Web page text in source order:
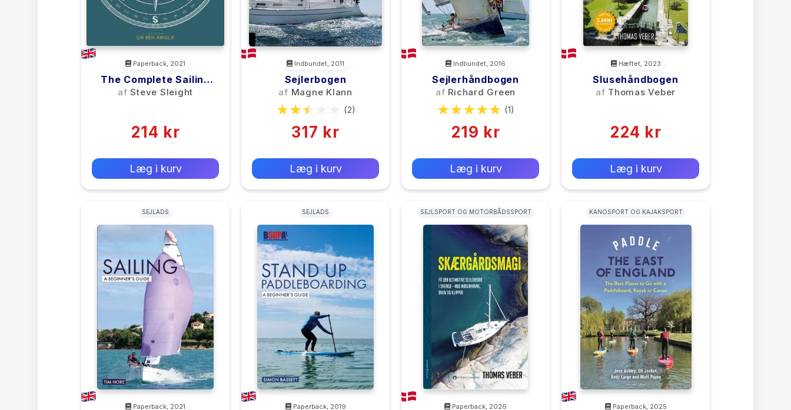
Paperback, 2021
The Complete Sailing
Manual
afSteve Sleight
214 kr
Læg i kurv
Indbundet, 2011
Sejlerbogen
af Magne Klann
(2)
317 kr
Læg i kurv
Indbundet, 2016
Sejlerhåndbogen
af Richard Green
(1)
219 kr
Læg i kurv
Hæftet, 2023
Slusehåndbogen
af Thomas Veber
224 kr
Læg i kurv
SEJLADS
Paperback, 2021
SEJLADS
Paperback, 2019
SEJLSPORT OG MOTORBÅDSSPORT
Paperback, 2026
KANOSPORT OG KAJAKSPORT
Paperback, 2025